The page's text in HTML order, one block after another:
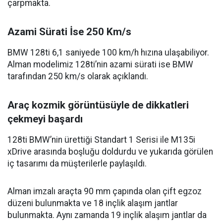
çarpmakta.
Azami Sürati İse 250 Km/s
BMW 128ti 6,1 saniyede 100 km/h hızına ulaşabiliyor.
Alman modelimiz 128ti’nin azami sürati ise BMW
tarafından 250 km/s olarak açıklandı.
Araç kozmik görüntüsüyle de dikkatleri
çekmeyi başardı
128ti BMW’nin ürettiği Standart 1 Serisi ile M135i
xDrive arasında boşluğu doldurdu ve yukarıda görülen
iç tasarımı da müşterilerle paylaşıldı.
Alman imzalı araçta 90 mm çapında olan çift egzoz
düzeni bulunmakta ve 18 inçlik alaşım jantlar
bulunmakta. Aynı zamanda 19 inçlik alaşım jantlar da